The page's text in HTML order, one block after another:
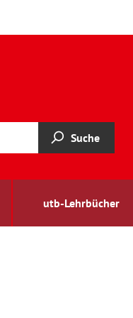
Suche
utb-Lehrbücher